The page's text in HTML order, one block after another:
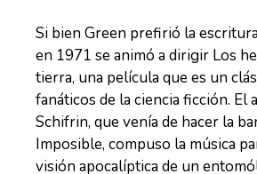
Si bien Green prefirió la
en 1971 se animó a dirigir Los
tierra, una película que es un
fanáticos de la ciencia ficción. El
Schifrin, que venía de hacer la
Imposible, compuso la música
visión apocalíptica de un